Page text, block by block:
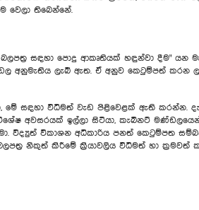
තිබෙන්නේ.
සඳහා පොදු ආකෘතියක් හඳුන්වා දීම" යන
මණ්ඩල අනුමැතිය ලැබී ඇත. ඒ අනුව කෙටුම්පත්
සඳහා විධිමත් වැඩ පිළිවෙළක් ඇති කරන්න.
අවසරයක් ඉල්ලා සිටියා, කැබිනට්
විද්‍යුත් විකාශන අධිකාරිය පනත් කෙටුම්පත
නිකුත් කිරීමේ ක්‍රියාවලිය විධිමත් හා